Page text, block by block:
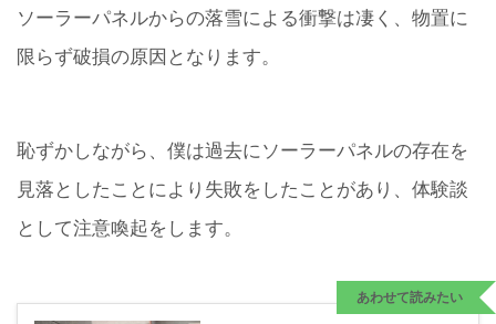
ソーラーパネルからの落雪による衝撃は凄く、物置に
限らず破損の原因となります。
恥ずかしながら、僕は過去にソーラーパネルの存在を
見落としたことにより失敗をしたことがあり、体験談
として注意喚起をします。
あわせて読みたい